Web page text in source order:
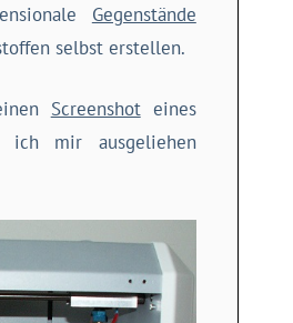
Gegenstände
selbst erstellen.
Screenshoteines
mir ausgeliehen